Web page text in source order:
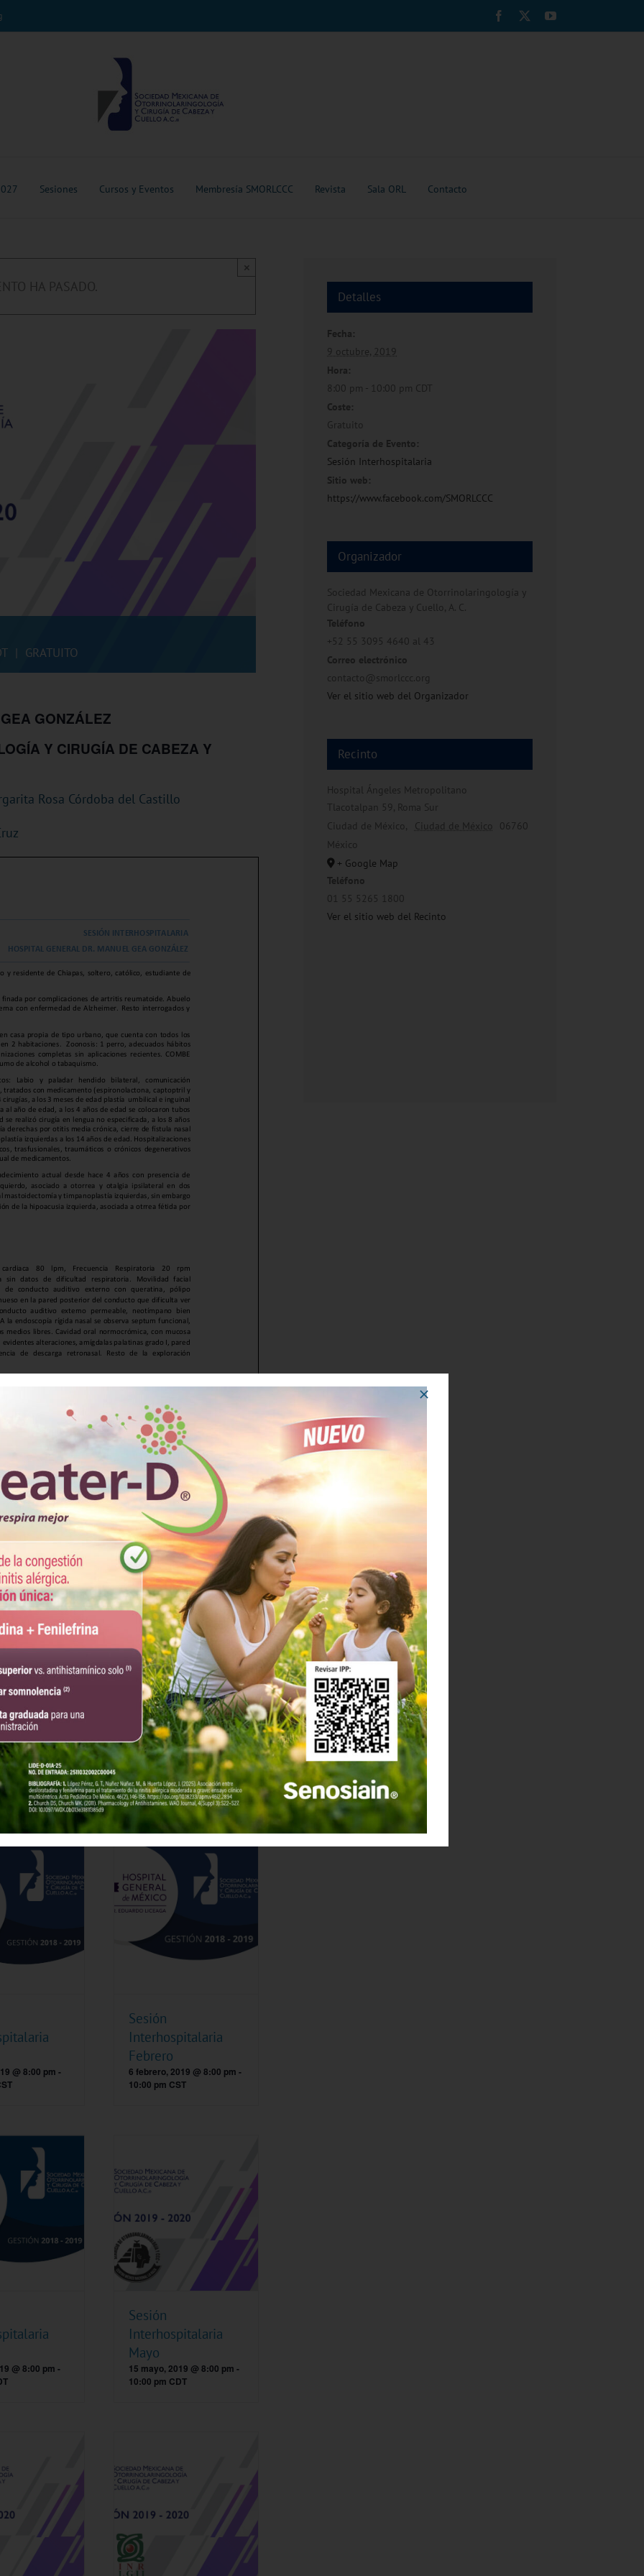
Facebook YouTube
Sesiones Cursos y Eventos Membresía SMORLCCC Revista Sala ORL Contacto
HA PASADO.
×
GRATUITO
GONZÁLEZ
Y CIRUGÍA DE CABEZA Y
Rosa Córdoba del Castillo
PDF
@ 8:00 pm
CDT
Sesión
Interhospitalaria
Noviembre
14 noviembre, 2018 @ 8:00
pm-10:00 pmCST
@ 8:00 pm -
Sesión
Interhospitalaria
Febrero
6 febrero, 2019 @ 8:00 pm -
10:00 pm CST
@ 8:00 pm -
Sesión
Interhospitalaria
Mayo
15 mayo, 2019 @ 8:00 pm -
10:00 pm CDT
Detalles
Fecha:
9 octubre, 2019
Hora:
8:00 pm - 10:00 pm CDT
Coste:
Gratuito
Categoría de Evento:
Sesión Interhospitalaria
Sitio web:
https://www.facebook.com/SMORLCCC
Organizador
Sociedad Mexicana de Otorrinolaringología y
Cirugía de Cabeza y Cuello, A. C.
Teléfono
+52 55 3095 4640 al 43
Correo electrónico
contacto@smorlccc.org
Ver el sitio web del Organizador
Recinto
Hospital Ángeles Metropolitano
Tlacotalpan 59, Roma Sur
Ciudad de México , Ciudad de México
06760
México
+ Google Map
Teléfono
01 55 5265 1800
Ver el sitio web del Recinto